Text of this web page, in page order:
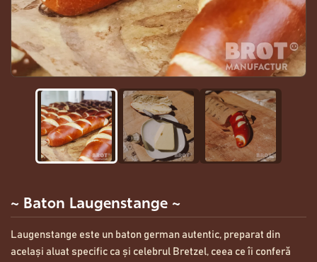
~ Baton Laugenstange ~
Laugenstange este un baton german autentic, preparat din
același aluat specific ca și celebrul Bretzel, ceea ce îi conferă